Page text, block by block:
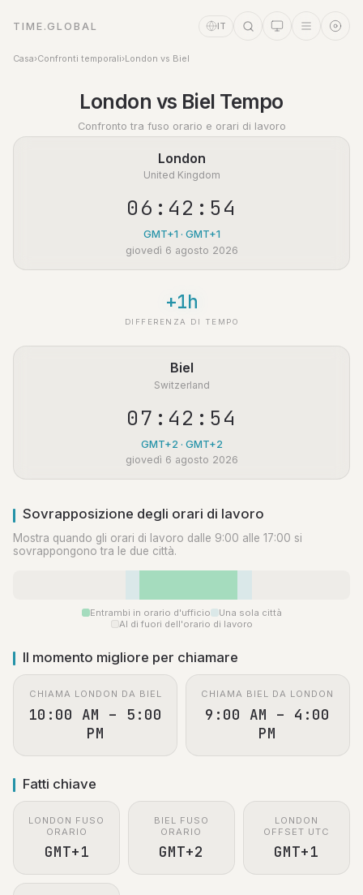
TIME.GLOBAL IT
Casa›Confronti temporali›London vs Biel
London vs Biel Tempo
Confronto tra fuso orario e orari di lavoro
London
United Kingdom
06:42:55
GMT+1 · GMT+1
giovedì 6 agosto 2026
+1h
DIFFERENZA DI TEMPO
Biel
Switzerland
07:42:55
GMT+2 · GMT+2
giovedì 6 agosto 2026
Sovrapposizione degli orari di lavoro
Mostra quando gli orari di lavoro dalle 9:00 alle 17:00 si
sovrappongono tra le due città.
Entrambi in orario d'ufficio
Una sola città
Al di fuori dell'orario di lavoro
Il momento migliore per chiamare
CHIAMA LONDON DA BIEL
10:00 AM – 5:00
PM
CHIAMA BIEL DA LONDON
9:00 AM – 4:00
PM
Fatti chiave
LONDON FUSO
ORARIO
GMT+1
BIEL FUSO
ORARIO
GMT+2
LONDON
OFFSET UTC
GMT+1
Assistente a tempo